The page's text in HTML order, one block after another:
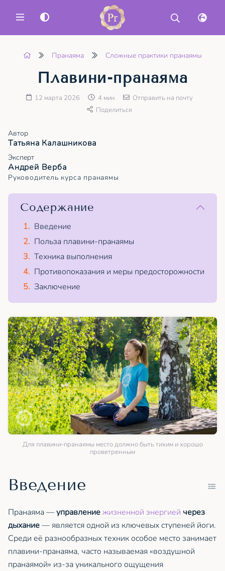
MENU
Пранаяма Сложные практики пранаямы
Плавини-пранаяма
12 марта 2026 4 мин
Отправить на почту
Поделиться
Автор
Татьяна Калашникова
Эксперт
Андрей Верба
Руководитель курса пранаямы
Содержание
Введение
Польза плавини-пранаямы
Техника выполнения
Противопоказания и меры предосторожности
Заключение
Для плавини-пранаямы место должно быть тихим и хорошо
проветренным
Введение
Пранаяма —управлениежизненной энергией через
дыхание— является одной из ключевых ступеней йоги.
Среди её разнообразных техник особое место занимает
плавини-пранаяма, часто называемая «воздушной
пранаямой» из-за уникального ощущения